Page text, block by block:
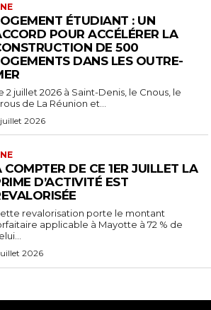
ÉTUDIANT : UN
POUR ACCÉLÉRER LA
DE 500
DANS LES OUTRE-
2 juillet 2026 à Saint-Denis, le Cnous, le
de La Réunion et...
2026
COMPTER DE CE 1ER JUILLET LA
D’ACTIVITÉ EST
revalorisation porte le montant
applicable à Mayotte à 72 % de
2026